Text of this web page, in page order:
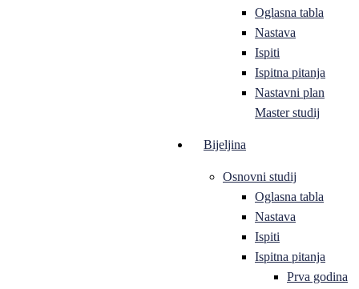
Oglasna tabla
Nastava
Ispiti
Ispitna pitanja
Nastavni plan
Master studij
Bijeljina
Osnovni studij
Oglasna tabla
Nastava
Ispiti
Ispitna pitanja
Prva godina